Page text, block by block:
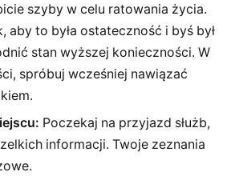
szyby w celu ratowania życia.
aby to była ostateczność i byś był
stan wyższej konieczności. W
spróbuj wcześniej nawiązać
Poczekaj na przyjazd służb,
informacji. Twoje zeznania